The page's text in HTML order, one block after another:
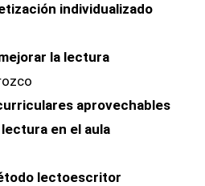
individualizado
la lectura
aprovechables
en el aula
lectoescritor